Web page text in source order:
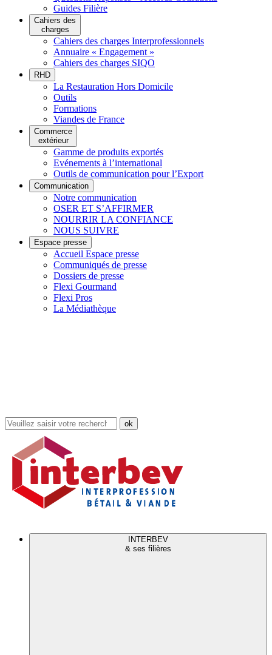
Guides Filière
Cahiers des
charges
Cahiers des charges Interprofessionnels
Annuaire « Engagement »
Cahiers des charges SIQO
RHD
La Restauration Hors Domicile
Outils
Formations
Viandes de France
Commerce
extérieur
Gamme de produits exportés
Evénements à l’international
Outils de communication pour l’Export
Communication
Notre communication
OSER ET S’AFFIRMER
NOURRIR LA CONFIANCE
NOUS SUIVRE
Espace presse
Accueil Espace presse
Communiqués de presse
Dossiers de presse
Flexi Gourmand
Flexi Pros
La Médiathèque
Rechercher
dans
site
INTERBEV
& ses filières